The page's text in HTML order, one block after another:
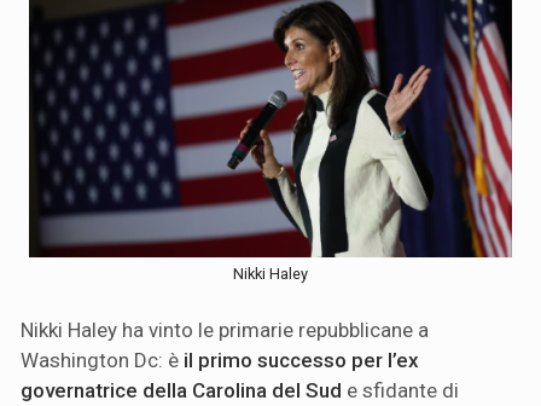
Nikki Haley
Nikki Haley ha vinto le primarie repubblicane a
Washington Dc: è il primo successo per l’ex
governatrice della Carolina del Sud e sfidante di